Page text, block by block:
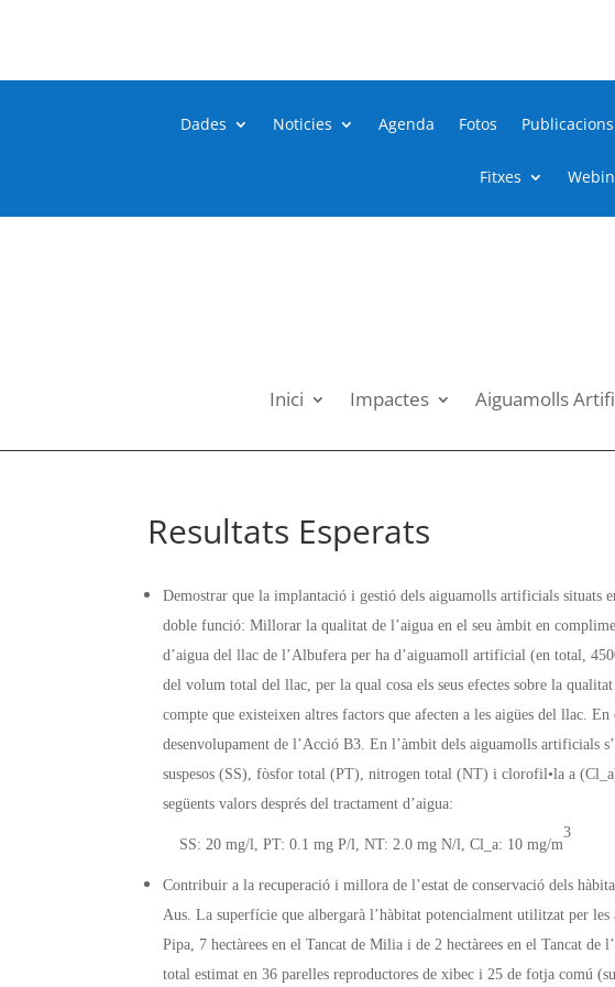
Dades Noticies Agenda Fotos Publicacions
Fitxes
Inici Impactes Aiguamolls
Resultats Esperats
Demostrar que la implantació i gestió dels aiguamolls artificials situats
doble funció: Millorar la qualitat de l’aigua en el seu àmbit en
d’aigua del llac de l’Albufera per ha d’aiguamoll artificial (en total,
del volum total del llac, per la qual cosa els seus efectes sobre la
compte que existeixen altres factors que afecten a les aigües del llac. En
desenvolupament de l’Acció B3. En l’àmbit dels aiguamolls artificials
suspesos (SS), fòsfor total (PT), nitrogen total (NT) i clorofil•la a
següents valors després del tractament d’aigua:
SS: 20 mg/l, PT: 0.1 mg P/l, NT: 2.0 mg N/l, Cl_a: 10 mg/m
3
Contribuir a la recuperació i millora de l’estat de conservació dels
Aus. La superfície que albergarà l’hàbitat potencialment utilitzat per les
Pipa, 7 hectàrees en el Tancat de Milia i de 2 hectàrees en el Tancat
total estimat en 36 parelles reproductores de xibec i 25 de fotja comú